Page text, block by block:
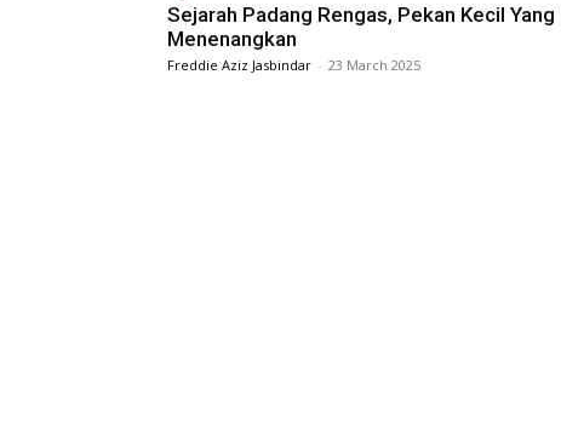
Sejarah Padang Rengas, Pekan Kecil Yang
Menenangkan
Freddie Aziz Jasbindar - 23 March 2025